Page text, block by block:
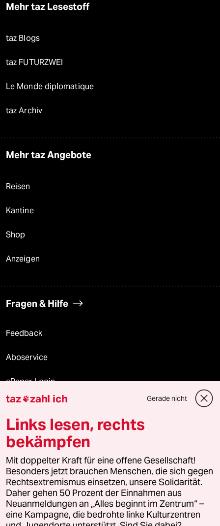
Mehr taz Lesestoff
taz Blogs
taz FUTURZWEI
Le Monde diplomatique
taz Archiv
Mehr taz Angebote
Reisen
Kantine
Shop
Anzeigen
Fragen & Hilfe
Feedback
Aboservice
ePaper Login
Downloads für Abonnierende
© 2026 taz Verlags und Vertriebs GmbH
Alle Rechte vorbehalten. Bei rechtlichen Fragen oder für Genehmigungen
wenden Sie sich bitte an
lizenzen@taz.de
Feedback Redaktionsstatut Kommune-Richtlinien
Leitlinie Informant Datenschutz Impressum AGB
taz zahl ich Gerade nicht
Links lesen, rechts
bekämpfen
Mit doppelter Kraft für eine offene Gesellschaft!
Besonders jetzt brauchen Menschen, die sich gegen
Rechtsextremismus einsetzen, unsere Solidarität.
Daher gehen 50 Prozent der Einnahmen aus
Neuanmeldungen an „Alles beginnt im Zentrum“ –
eine Kampagne, die bedrohte linke Kulturzentren